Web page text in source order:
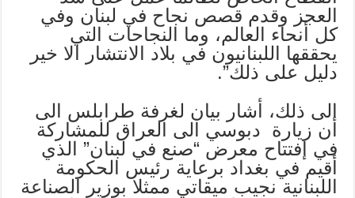
العجز وقدم قصص نجاح في لبنان وفي
كل أنحاء العالم، وما النجاحات التي
يحققها اللبنانيون في بلاد الانتشار الا خير
دليل على ذلك”.
الى ذلك، أشار بيان لغرفة طرابلس الى
أن زيارة دبوسي الى العراق للمشاركة
في إفتتاح معرض “صنع في لبنان” الذي
أقيم في بغداد برعاية رئيس الحكومة
اللبنانية نجيب ميقاتي ممثلا بوزير الصناعة